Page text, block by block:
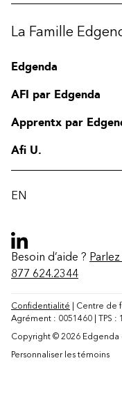
Contact
La Famille
Edgenda
AFI par Edgenda
Apprentx par
Afi U.
EN
Besoin d’aide ?
877 624.2344
Confidentialité | Centre de
Agrément : 0051460 | TPS :
Copyright © 2026 Edgenda
Personnaliser les témoins